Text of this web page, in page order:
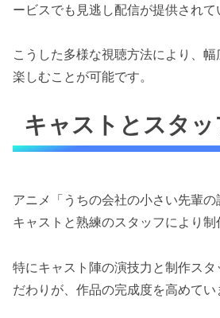
ービスでも見逃し配信が提供されて
こうした多様な視聴方法により、
楽しむことが可能です。
キャストとスタッ
アニメ「うちの会社の小さい先輩
キャストと熟練のスタッフにより制
特にキャスト陣の演技力と制作ス
だわりが、作品の完成度を高めてい